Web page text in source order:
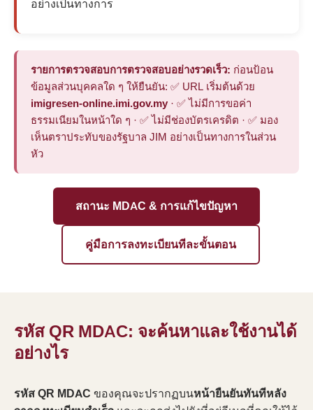
อย่างเป็นทางการ
รายการตรวจสอบการตรวจสอบอย่างรวดเร็ว: ก่อนป้อน
ข้อมูลส่วนบุคคลใด ๆ ให้ยืนยัน: ✅ URL เริ่มต้นด้วย
imigresen-online.imi.gov.my · ✅ ไม่มีการขอค่า
ธรรมเนียมในหน้าใด ๆ · ✅ ไม่มีช่องบัตรเครดิต · ✅ มอง
เห็นตราประทับของรัฐบาล JIM อย่างเป็นทางการในส่วน
หัว
สถานะ MDAC & การแก้ไขปัญหา
คู่มือการลงทะเบียนทีละขั้นตอน
รหัส QR MDAC: จะค้นหาและใช้งานได้
อย่างไร
รหัส QR MDAC ของคุณจะปรากฏบนหน้ายืนยันทันทีหลัง